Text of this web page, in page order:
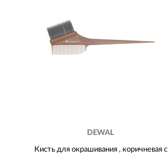
DEWAL
Кисть для окрашивания , коричневая с